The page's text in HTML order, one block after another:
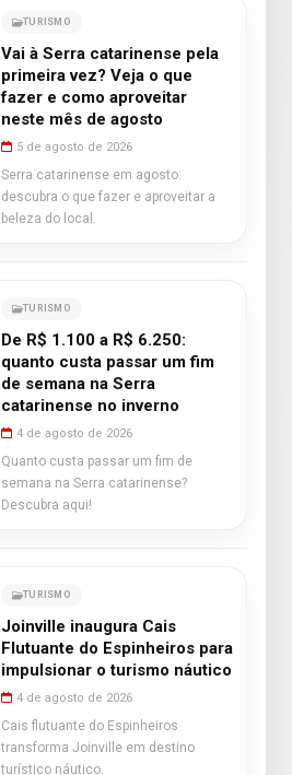
TURISMO
Vai à Serra catarinense pela
primeira vez? Veja o que
fazer e como aproveitar
neste mês de agosto
5 de agosto de 2026
Serra catarinense em agosto:
descubra o que fazer e aproveitar a
beleza do local.
TURISMO
De R$ 1.100 a R$ 6.250:
quanto custa passar um fim
de semana na Serra
catarinense no inverno
4 de agosto de 2026
Quanto custa passar um fim de
semana na Serra catarinense?
Descubra aqui!
TURISMO
Joinville inaugura Cais
Flutuante do Espinheiros para
impulsionar o turismo náutico
4 de agosto de 2026
Cais flutuante do Espinheiros
transforma Joinville em destino
turístico náutico.